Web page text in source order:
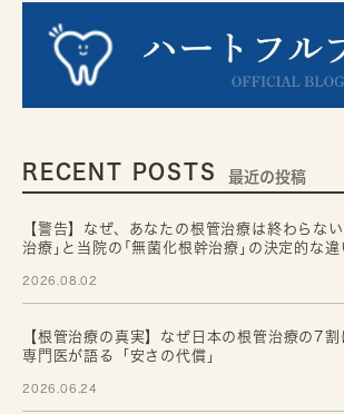
RECENT POSTS 最近の投稿
【警告】なぜ、あなたの根管治療は終わらな
治療｣と当院の｢無菌化根幹治療｣の決定的な違
2026.08.02
【根管治療の真実】なぜ日本の根管治療の7割
専門医が語る「安さの代償」
2026.06.24